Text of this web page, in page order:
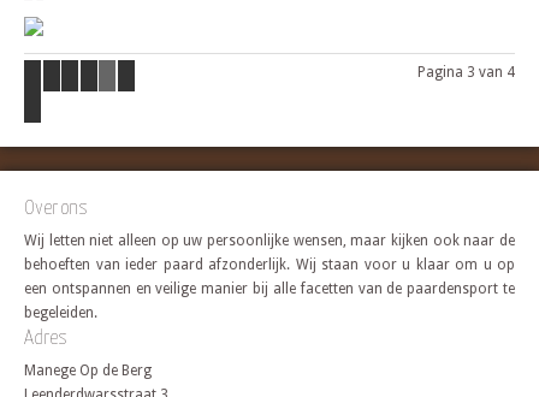
Pagina 3 van 4
Over ons
Wij letten niet alleen op uw persoonlijke wensen, maar kijken ook naar de
behoeften van ieder paard afzonderlijk. Wij staan voor u klaar om u op
een ontspannen en veilige manier bij alle facetten van de paardensport te
begeleiden.
Adres
Manege Op de Berg